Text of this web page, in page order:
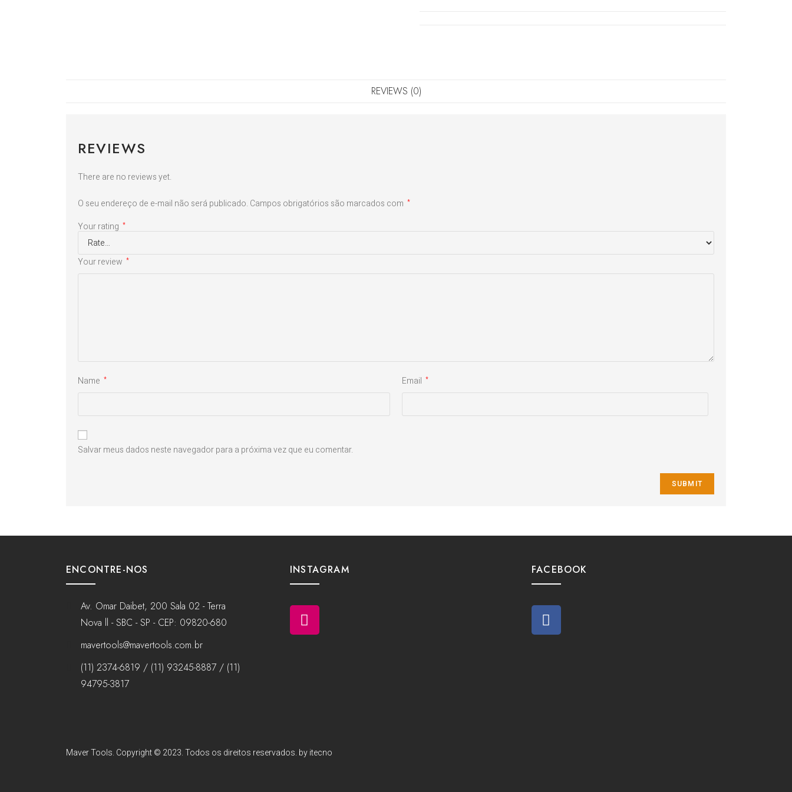
REVIEWS (0)
REVIEWS
There are no reviews yet.
O seu endereço de e-mail não será publicado. Campos obrigatórios são marcados com *
Your rating *
Your review *
Name * Email *
Salvar meus dados neste navegador para a próxima vez que eu comentar.
ENCONTRE-NOS
Av. Omar Daibet, 200 Sala 02 - Terra
Nova ll - SBC - SP - CEP: 09820-680
mavertools@mavertools.com.br
(11) 2374-6819 / (11) 93245-8887 / (11)
94795-3817
INSTAGRAM FACEBOOK
Maver Tools. Copyright © 2023. Todos os direitos reservados. by itecno